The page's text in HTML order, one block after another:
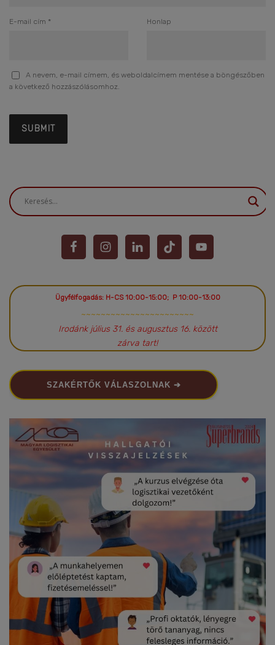
E-mail cím * Honlap
A nevem, e-mail címem, és weboldalcímem mentése a böngészőben
a következő hozzászólásomhoz.
Ügyfélfogadás: H-CS 10:00-15:00; P 10:00-13:00
~~~~~~~~~~~~~~~~~~~~~~~
Irodánk július 31. és augusztus 16. között
zárva tart!
SZAKÉRTŐK VÁLASZOLNAK ➔